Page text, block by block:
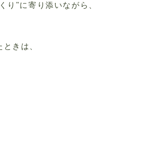
り "に寄り添いながら、
きは、